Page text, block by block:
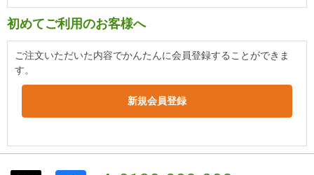
初めてご利用のお客様へ
ご注文いただいた内容でかんたんに会員登録することができま
す。